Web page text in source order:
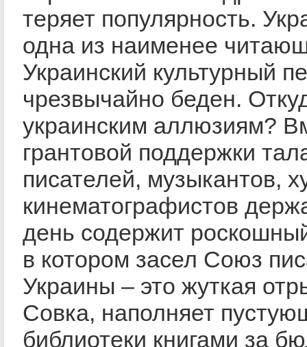
теряет популярность.
одна из наименее
Украинский культурный
чрезвычайно беден.
украинским аллюзиям?
грантовой поддержки
писателей, музыкантов,
кинематографистов
день содержит
в котором засел Союз
Украины – это жуткая
Совка, наполняет
библиотеки книгами за